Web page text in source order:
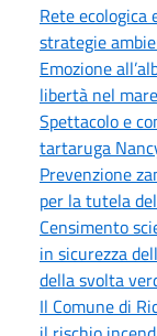
Rete
strategie
Emozione
libertà nel
Spettacolo e
tartaruga
Prevenzione
per la tutela
Censimento
in sicurezza
della svolta
Il Comune di